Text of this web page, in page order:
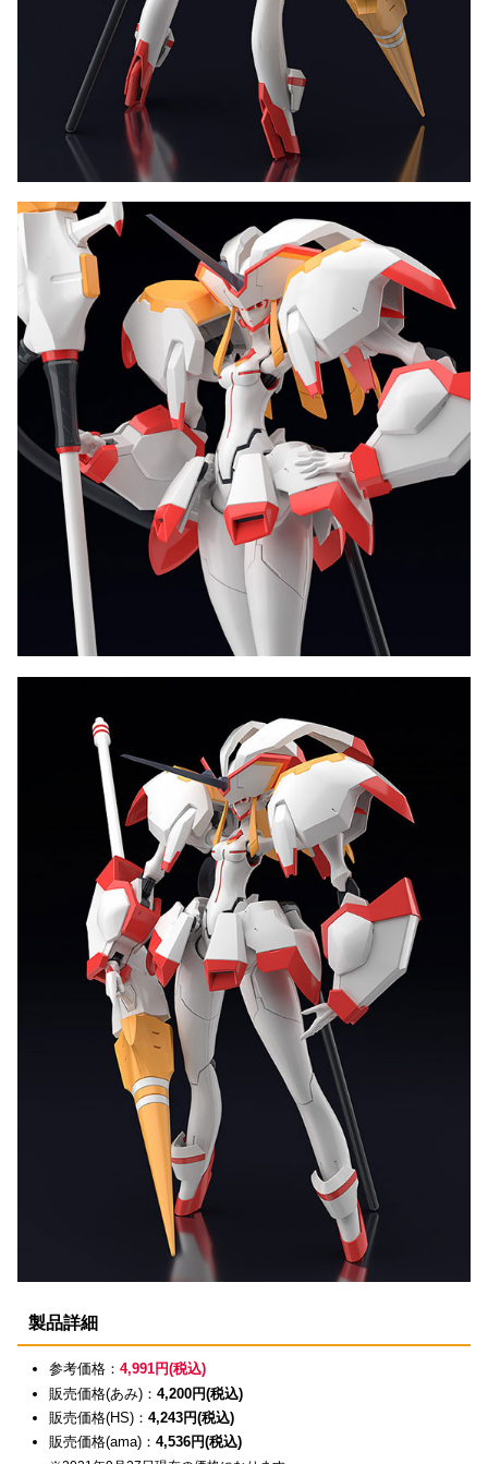
製品詳細
参考価格：4,991円(税込)
販売価格(あみ)：4,200円(税込)
販売価格(HS)：4,243円(税込)
販売価格(ama)：4,536円(税込)